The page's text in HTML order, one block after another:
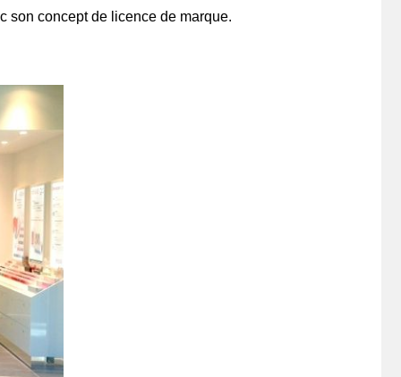
son concept de licence de marque.